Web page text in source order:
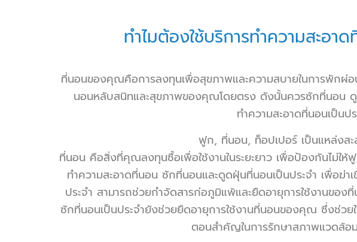
ทำไมต้องใช้บริการทำความสะอา
ที่นอนของคุณคือการลงทุนเพื่อสุขภาพและความสบายในการพัก
นอนหลับสนิทและสุขภาพของคุณโดยตรง ดังนั้นควรซักที่นอน
ทำความสะอาดที่นอนเป็น
ฟูก, ที่นอน, ท็อปเปอร์ เป็นแหล่งส
ที่นอน คือสิ่งที่คุณลงทุนซื้อเพื่อใช้งานในระยะยาว เพื่อป้องกันไม่
ทำความสะอาดที่นอน ซักที่นอนและดูดฝุ่นที่นอนเป็นประจำ เพื่อฆ่
ประจำ สามารถช่วยกำจัดสารก่อภูมิแพ้และยืดอายุการใช้งานข
ซักที่นอนเป็นประจำยังช่วยยืดอายุการใช้งานที่นอนของคุณ ซึ่งช่วย
ตอนสำคัญในการรักษาสภาพแวดล้อ